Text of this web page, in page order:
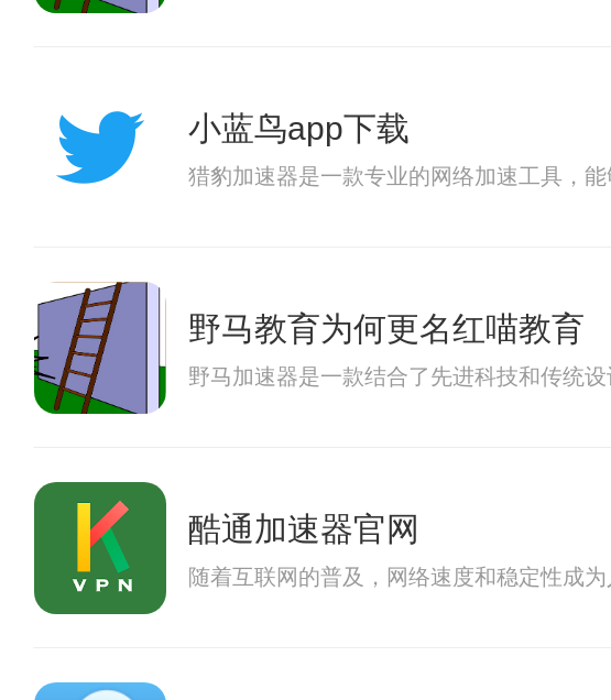
小蓝鸟app下载
猎豹加速器是一款专业的网络加速工具，
野马教育为何更名红喵教育
野马加速器是一款结合了先进科技和传统
酷通加速器官网
随着互联网的普及，网络速度和稳定性成